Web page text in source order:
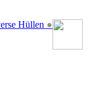
Hüllen ●